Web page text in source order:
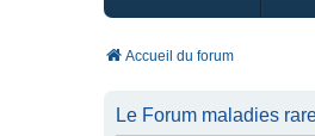
Accueil du forum
Le Forum maladies